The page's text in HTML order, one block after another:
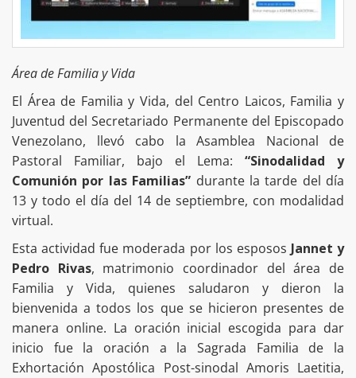
Área de Familia y Vida
El Área de Familia y Vida, del Centro Laicos, Familia y
Juventud del Secretariado Permanente del Episcopado
Venezolano, llevó cabo la Asamblea Nacional de
Pastoral Familiar, bajo el Lema: “Sinodalidad y
Comunión por las Familias” durante la tarde del día
13 y todo el día del 14 de septiembre, con modalidad
virtual.
Esta actividad fue moderada por los esposos Jannet y
Pedro Rivas, matrimonio coordinador del área de
Familia y Vida, quienes saludaron y dieron la
bienvenida a todos los que se hicieron presentes de
manera online. La oración inicial escogida para dar
inicio fue la oración a la Sagrada Familia de la
Exhortación Apostólica Post-sinodal Amoris Laetitia,